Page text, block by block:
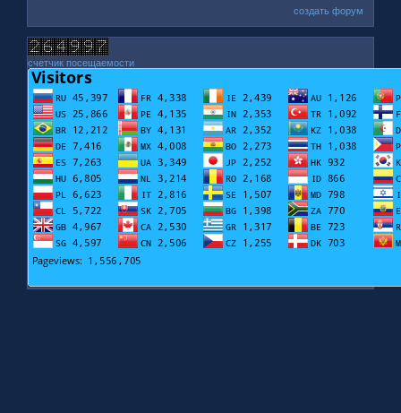
создать форум
счетчик посещаемости